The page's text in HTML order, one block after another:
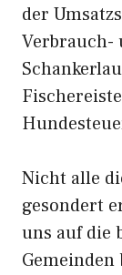
der
Verbrauch-
Nicht alle
gesondert
uns auf die
Gemeinden